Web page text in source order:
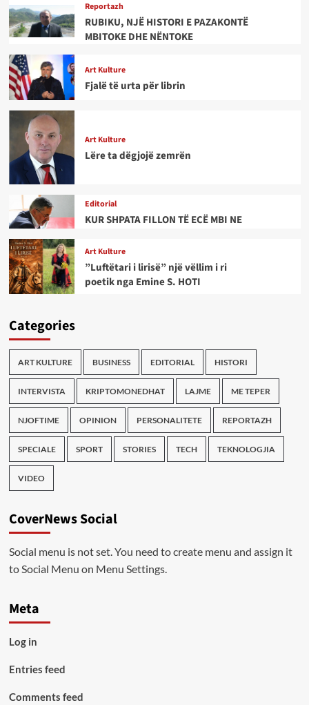
Reportazh
RUBIKU, NJË HISTORI E PAZAKONTË
MBITOKE DHE NËNTOKE
Art Kulture
Fjalë të urta për librin
Art Kulture
Lëre ta dëgjojë zemrën
Editorial
KUR SHPATA FILLON TË ECË MBI NE
Art Kulture
”Luftëtari i lirisë” një vëllim i ri
poetik nga Emine S. HOTI
Categories
ART KULTURE BUSINESS EDITORIAL HISTORI
INTERVISTA KRIPTOMONEDHAT LAJME ME TEPER
NJOFTIME OPINION PERSONALITETE REPORTAZH
SPECIALE SPORT STORIES TECH TEKNOLOGJIA
VIDEO
CoverNews Social
Social menu is not set. You need to create menu and assign it
to Social Menu on Menu Settings.
Meta
Log in
Entries feed
Comments feed